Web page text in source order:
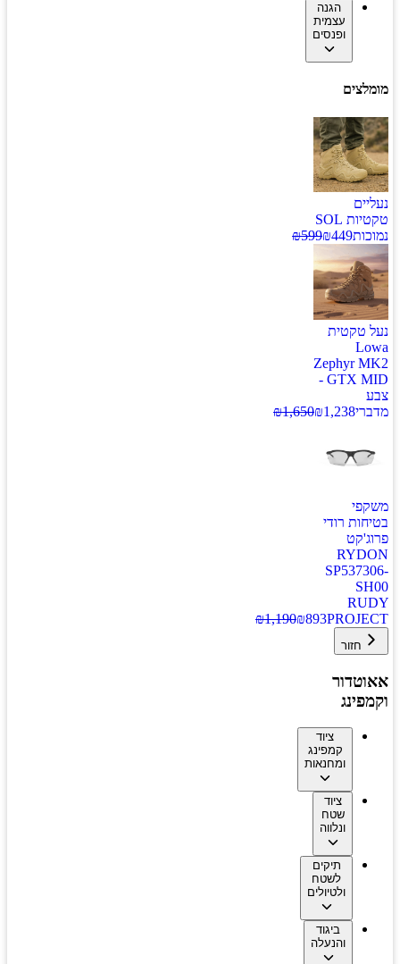
הגנה
עצמית
ופנסים
מומלצים
נעליים
טקטיות SOL
נמוכות
₪449
₪599
נעל טקטית
Lowa
Zephyr MK2
GTX MID -
צבע
מדברי
₪1,238
₪1,650
משקפי
בטיחות רודי
פרוג'קט
RYDON
SP537306-
SH00
RUDY
PROJECT
₪893
₪1,190
חזור
אאוטדור
וקמפינג
ציוד
קמפינג
ומחנאות
ציוד
שטח
ונלווה
תיקים
לשטח
ולטיולים
ביגוד
והנעלה